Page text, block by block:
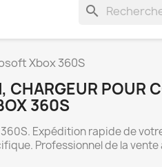
search
Xbox 360S
CHARGEUR POUR
360S
Expédition rapide de
Professionnel de la